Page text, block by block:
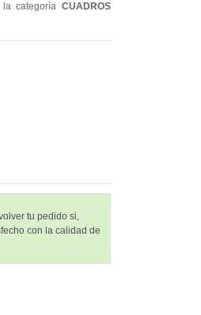
categoría CUADROS
tu pedido si,
con la calidad de